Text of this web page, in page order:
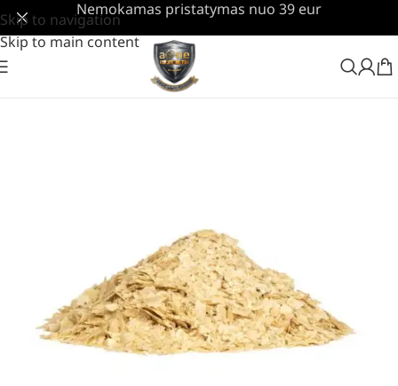
Skip to navigation
Skip to main content
Nemokamas pristatymas nuo 39 eur